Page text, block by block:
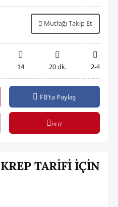
Mutfağı Takip Et
14 20 dk. 2-4
FB'ta Paylaş
in it
TARİFİ İÇİN